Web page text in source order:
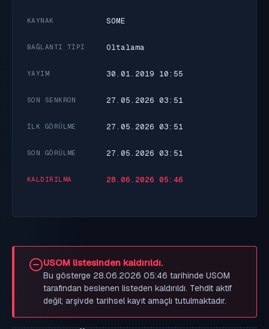
KAYNAK SOME
BAĞLANTI TIPI Oltalama
YAYIM 30.01.2019 10:55
SON SENKRON 27.05.2026 03:51
İLK GÖRÜLME 27.05.2026 03:51
SON GÖRÜLME 27.05.2026 03:51
KALDIRILMA 28.06.2026 05:46
USOM listesinden kaldırıldı.
Bu gösterge 28.06.2026 05:46 tarihinde USOM
tarafından beslenen listeden kaldırıldı. Tehdit aktif
değil; arşivde tarihsel kayıt amaçlı tutulmaktadır.